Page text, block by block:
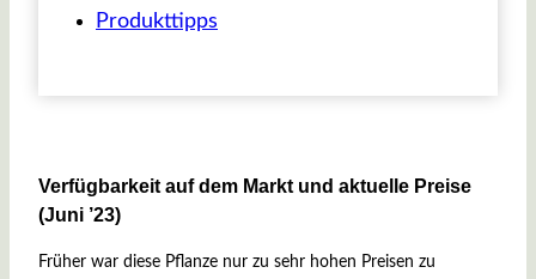
Produkttipps
Verfügbarkeit auf dem Markt und aktuelle Preise
(Juni ’23)
Früher war diese Pflanze nur zu sehr hohen Preisen zu